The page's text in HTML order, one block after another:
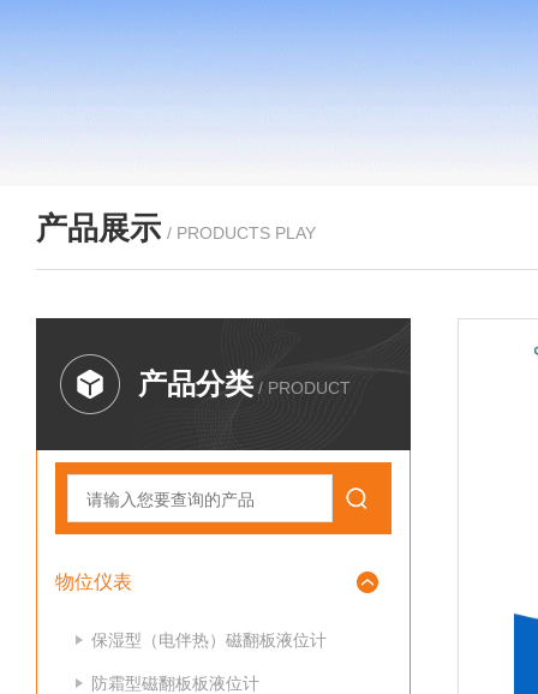
产品展示 / PRODUCTS PLAY
产品分类 / PRODUCT
物位仪表
保湿型（电伴热）磁翻板液位计
防霜型磁翻板板液位计